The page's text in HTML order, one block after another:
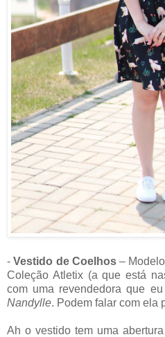
-Vestido de Coelhos–
Coleção Atletix (a que está
com uma revendedora que
Nandylle. Podem falar com ela
Ah o vestido tem uma